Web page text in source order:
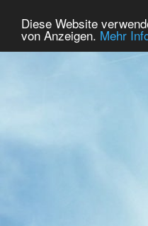
Diese Website
von Anzeigen. Mehr
Home